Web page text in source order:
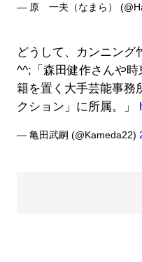
— 原 一夫（なまら）
どうして、カンニング
^^;「森田健作さんや
籍を置く大手芸能事務
クション」に所属。」
— 亀田武嗣 (@Kameda22)